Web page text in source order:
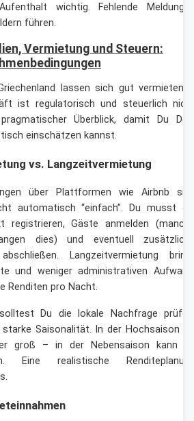
wichtig. Fehlende
führen.
Vermietung und Steuern:
lassen sich gut vermieten
ist regulatorisch und steuerlich
Überblick, damit Du
einschätzen kannst.
vs. Langzeitvermietung
über Plattformen wie Airbnb
automatisch “einfach”. Du musst
registrieren, Gäste anmelden
dies) und eventuell
Langzeitvermietung
und weniger administrativen
Renditen pro Nacht.
Du die lokale Nachfrage
Saisonalität. In der Hochsaison
groß – in der Nebensaison kann
Eine realistische